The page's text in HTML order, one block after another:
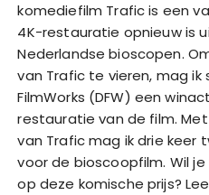
komediefilm Trafic is een
4K-restauratie opnieuw is
Nederlandse bioscopen.
van Trafic te vieren, mag
FilmWorks (DFW) een
restauratie van de film.
van Trafic mag ik drie keer
voor de bioscoopfilm. Wil
op deze komische prijs?